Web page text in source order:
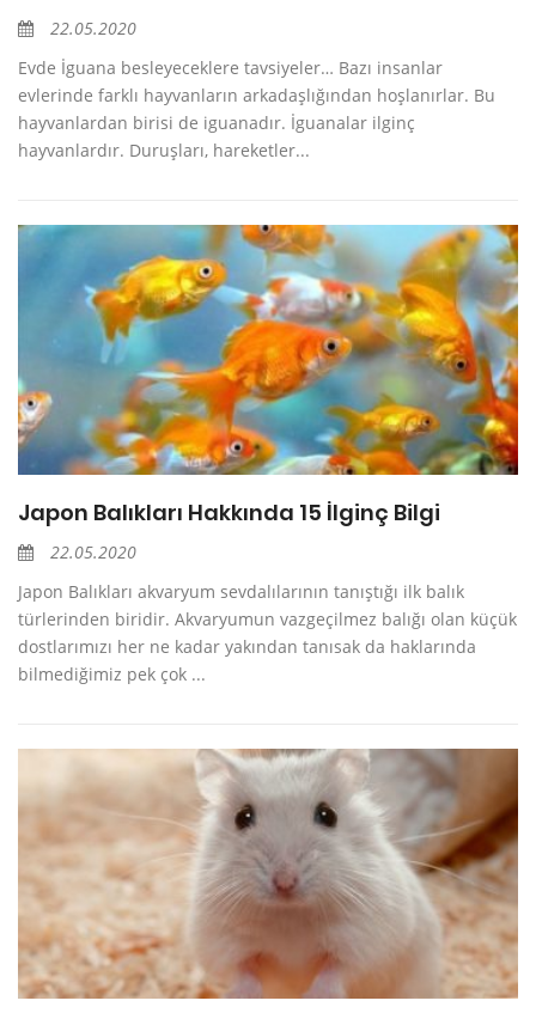
22.05.2020
Evde İguana besleyeceklere tavsiyeler… Bazı insanlar
evlerinde farklı hayvanların arkadaşlığından hoşlanırlar. Bu
hayvanlardan birisi de iguanadır. İguanalar ilginç
hayvanlardır. Duruşları, hareketler...
Japon Balıkları Hakkında 15 İlginç Bilgi
22.05.2020
Japon Balıkları akvaryum sevdalılarının tanıştığı ilk balık
türlerinden biridir. Akvaryumun vazgeçilmez balığı olan küçük
dostlarımızı her ne kadar yakından tanısak da haklarında
bilmediğimiz pek çok ...